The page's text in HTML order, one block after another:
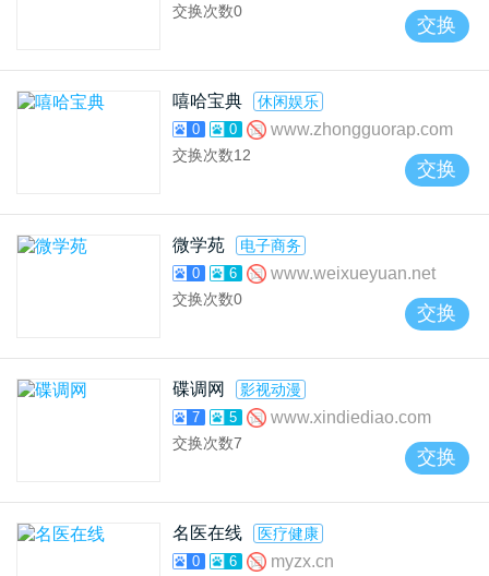
交换次数0
交换
嘻哈宝典 休闲娱乐
0 0 www.zhongguorap.com
交换次数12
交换
微学苑 电子商务
0 6 www.weixueyuan.net
交换次数0
交换
碟调网 影视动漫
7 5 www.xindiediao.com
交换次数7
交换
名医在线 医疗健康
0 6 myzx.cn